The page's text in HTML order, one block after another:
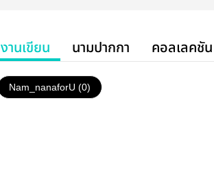
งานเขียน นามปากกา คอลเลคชัน
Nam_nanaforU (0)